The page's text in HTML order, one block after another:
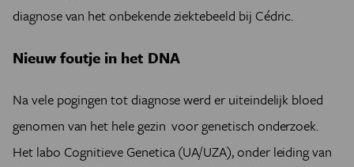
diagnose van het onbekende ziektebeeld bij Cédric.
Nieuw foutje in het DNA
Na vele pogingen tot diagnose werd er uiteindelijk bloed
genomen van het hele gezin voor genetisch onderzoek.
Het labo Cognitieve Genetica (UA/UZA), onder leiding van